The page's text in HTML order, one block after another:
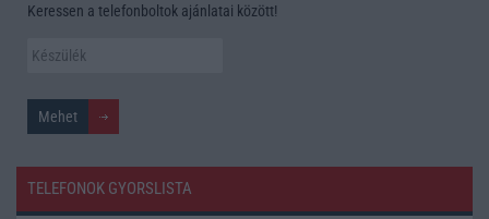
Keressen a telefonboltok ajánlatai között!
TELEFONOK GYORSLISTA